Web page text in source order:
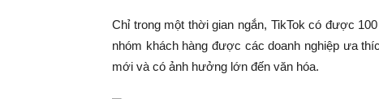
Chỉ trong một thời gian ngắn, TikTok có được
nhóm khách hàng được các doanh nghiệp ưa
mới và có ảnh hưởng lớn đến văn hóa.